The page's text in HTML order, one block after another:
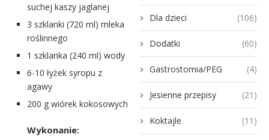
suchej kaszy jaglanej
3 szklanki (720 ml) mleka
roślinnego
1 szklanka (240 ml) wody
6-10 łyżek syropu z
agawy
200 g wiórek kokosowych
Wykonanie:
Dla dzieci (106)
Dodatki (60)
Gastrostomia/PEG (4)
Jesienne przepisy (21)
Koktajle (11)